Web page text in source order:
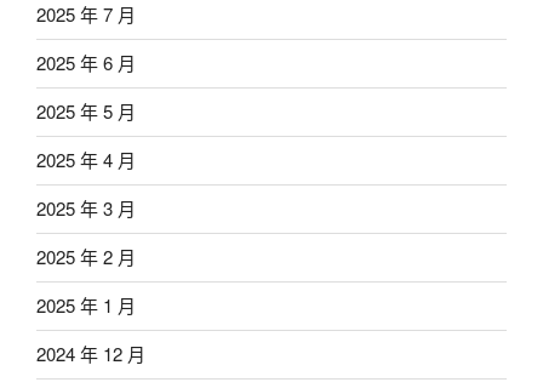
2025 年 7 月
2025 年 6 月
2025 年 5 月
2025 年 4 月
2025 年 3 月
2025 年 2 月
2025 年 1 月
2024 年 12 月